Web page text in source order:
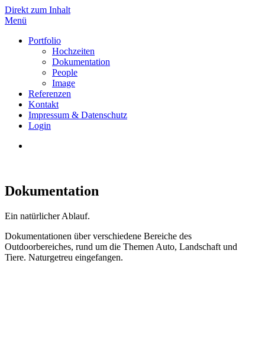
Direkt zum Inhalt
Menü
Portfolio
Hochzeiten
Dokumentation
People
Image
Referenzen
Kontakt
Impressum & Datenschutz
Login
Dokumentation
Ein natürlicher Ablauf.
Dokumentationen über verschiedene Bereiche des
Outdoorbereiches, rund um die Themen Auto, Landschaft und
Tiere. Naturgetreu eingefangen.